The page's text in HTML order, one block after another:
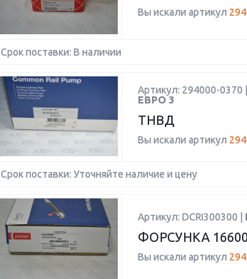
Вы искали артикул
Срок поставки: В наличии
Артикул: 294000-0370 |
ЕВРО 3
ТНВД
Вы искали артикул
Срок поставки: Уточняйте наличие и цену
Артикул: DCRI300300 |
ФОРСУНКА
Вы искали артикул